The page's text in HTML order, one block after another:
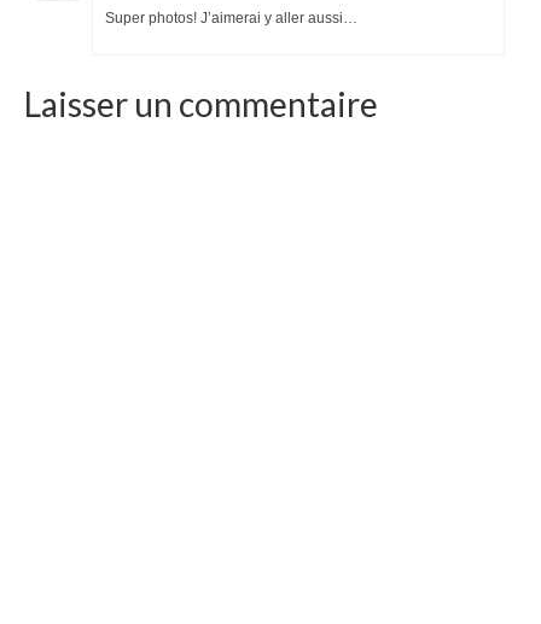
Super photos! J’aimerai y aller aussi…
Laisser un commentaire